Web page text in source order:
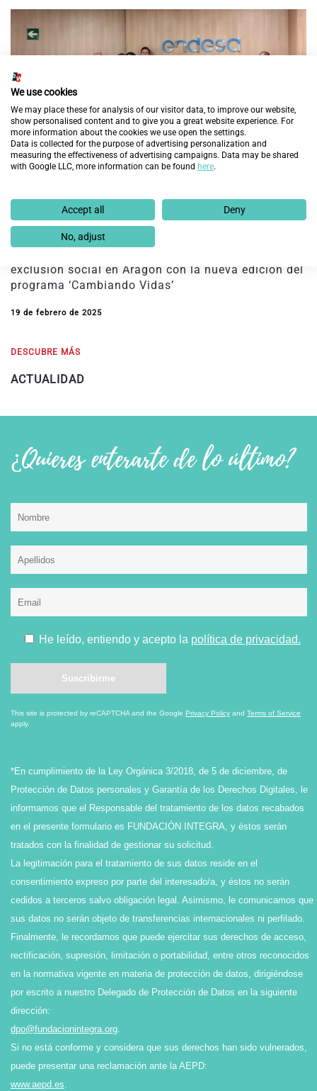
Fundación Endesa y Fundación Integra prevén
exclusión social en Aragón con la nueva edición del
programa ‘Cambiando Vidas’
19 de febrero de 2025
DESCUBRE MÁS
ACTUALIDAD
¿Quieres enterarte de lo último?
He leído, entiendo y acepto la política de privacidad.
This site is protected by reCAPTCHA and the Google Privacy Policy and Terms of Service
apply.
*En cumplimiento de la Ley Orgánica 3/2018, de 5 de diciembre, de
Protección de Datos personales y Garantía de los Derechos Digitales, le
informamos que el Responsable del tratamiento de los datos recabados
en el presente formulario es FUNDACIÓN INTEGRA, y éstos serán
tratados con la finalidad de gestionar su solicitud.
La legitimación para el tratamiento de sus datos reside en el
consentimiento expreso por parte del interesado/a, y éstos no serán
cedidos a terceros salvo obligación legal. Asimismo, le comunicamos que
sus datos no serán objeto de transferencias internacionales ni perfilado.
Finalmente, le recordamos que puede ejercitar sus derechos de acceso,
rectificación, supresión, limitación o portabilidad, entre otros reconocidos
en la normativa vigente en materia de protección de datos, dirigiéndose
por escrito a nuestro Delegado de Protección de Datos en la siguiente
dirección:
dpo@fundacionintegra.org.
Si no está conforme y considera que sus derechos han sido vulnerados,
puede presentar una reclamación ante la AEPD:
www.aepd.es.
We use cookies
We may place these for analysis of our visitor data, to improve our website,
show personalised content and to give you a great website experience. For
more information about the cookies we use open the settings.
Data is collected for the purpose of advertising personalization and
measuring the effectiveness of advertising campaigns. Data may be shared
with Google LLC, more information can be found here.
Accept all Deny
No, adjust